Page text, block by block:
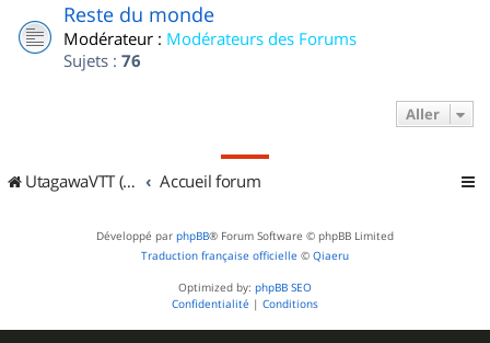
Reste du monde
Modérateur : Modérateurs des Forums
Sujets : 76
Aller
UtagawaVTT (Randos VTT et VTTAE avec traces GPS) Accueil forum
Développé par phpBB® Forum Software © phpBB Limited
Traduction française officielle © Qiaeru
Optimized by: phpBB SEO
Confidentialité | Conditions